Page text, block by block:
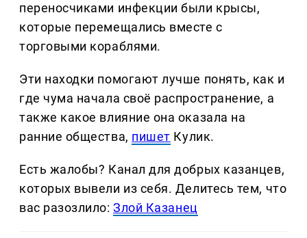
переносчиками инфекции были крысы,
которые перемещались вместе с
торговыми кораблями.
Эти находки помогают лучше понять, как и
где чума начала своё распространение, а
также какое влияние она оказала на
ранние общества, пишет Кулик.
Есть жалобы? Канал для добрых казанцев,
которых вывели из себя. Делитеcь тем, что
вас разозлило:Злой Казанец